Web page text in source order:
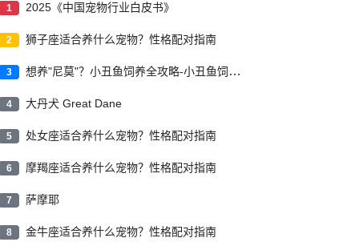
1 2025《中国宠物行业白皮书》
2 狮子座适合养什么宠物？性格配对指南
3 想养"尼莫"？小丑鱼饲养全攻略-小丑鱼饲养指南
4 大丹犬 Great Dane
5 处女座适合养什么宠物？性格配对指南
6 摩羯座适合养什么宠物？性格配对指南
7 萨摩耶
8 金牛座适合养什么宠物？性格配对指南